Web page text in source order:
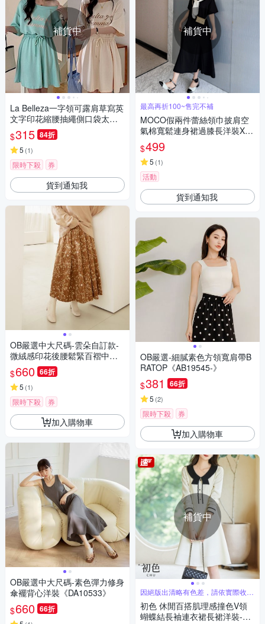
補貨中
La Belleza一字領可露肩草寫英
文字印花縮腰抽繩側口袋太空
棉質感連身洋裝
$315 84折
5 (1)
限時下殺 券
貨到通知我
OB嚴選中大尺碼-雲朵自訂款-
微絨感印花後腰鬆緊百褶中長
裙《CA2880》
$660 66折
5 (1)
限時下殺 券
加入購物車
OB嚴選中大尺碼-素色彈力修身
傘襬背心洋裝《DA10533》
$660 66折
補貨中
最高再折100~售完不補
MOCO假兩件蕾絲領巾披肩空
氣棉寬鬆連身裙過膝長洋裝XL~
4XL
$499
5 (1)
活動
貨到通知我
OB嚴選-細膩素色方領寬肩帶B
RATOP《AB19545-》
$381 66折
5 (2)
限時下殺 券
加入購物車
補貨中
因絕版出清略有色差，請依實際收到
商品為主
初色 休閒百搭肌理感撞色V領
蝴蝶結長袖連衣裙長裙洋裝-米